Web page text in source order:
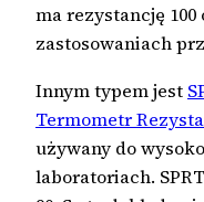
ma rezystancję
zastosowaniach
Innym typem jest
Termometr
używany do
laboratoriach.